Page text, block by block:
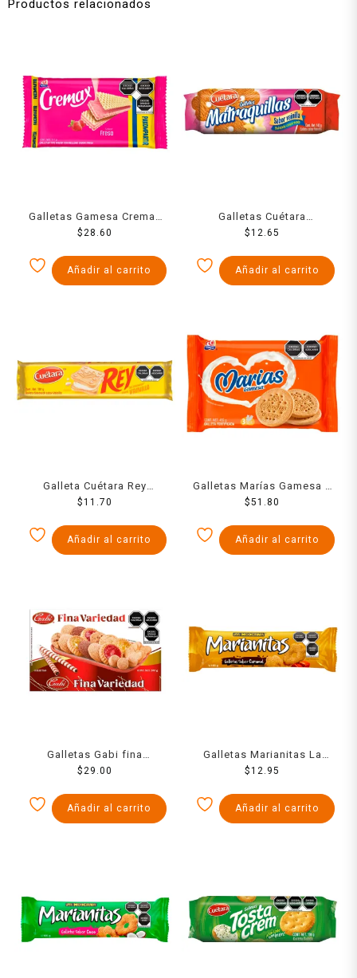
Productos relacionados
Galletas Gamesa Cremax
tipo wafer con relleno
$ 28.60
Añadir al carrito
Galletas Cuétara
Matraquillas sabor vainilla
$12.65
Añadir al carrito
Galleta Cuétara Rey
Sándwich vainilla 101 g
$11.70
Añadir al carrito
Galletas Marías Gamesa 3
rollos de 144 g c/u
$51.80
Añadir al carrito
Galletas Gabi fina
variedad 200 g
$29.00
Añadir al carrito
Galletas Marianitas La
Moderna caramel 185 g
$12.95
Añadir al carrito